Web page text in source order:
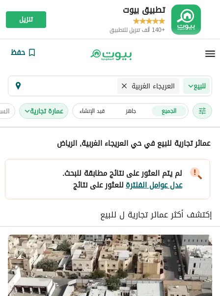
تطبيق بيوت
+140 ألف تنزيل للتطبيق
تنزيل
حفظ
للبيع العريجاء الغربية
الجميع جاهز قيد الإنشاء عمارة تجارية
عمائر تجارية للبيع في حي العريجاء الغربية, الرياض
لم يتم العثور على نتائج مطابقة للبحث.
عدل عوامل الفلترةللعثور على نتائج
إكتشف أكثر عمائر تجارية ل للبيع